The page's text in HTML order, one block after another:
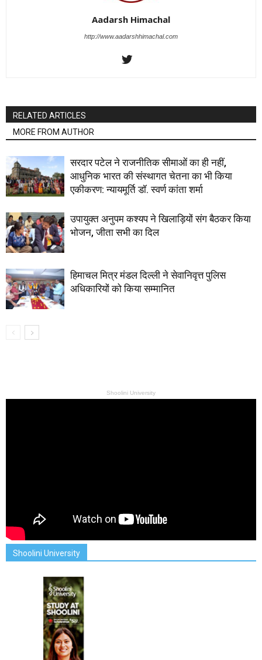
Aadarsh Himachal
http://www.aadarshhimachal.com
RELATED ARTICLES
MORE FROM AUTHOR
सरदार पटेल ने राजनीतिक सीमाओं का ही नहीं,
आधुनिक भारत की संस्थागत चेतना का भी किया
एकीकरण: न्यायमूर्ति डॉ. स्वर्ण कांता शर्मा
उपायुक्त अनुपम कश्यप ने खिलाड़ियों संग बैठकर किया
भोजन, जीता सभी का दिल
हिमाचल मित्र मंडल दिल्ली ने सेवानिवृत्त पुलिस
अधिकारियों को किया सम्मानित
Shoolini University
Shoolini University